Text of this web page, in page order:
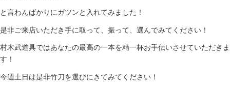
と言わんばかりにガツンと入れてみました！
是非ご来店いただき手に取って、振って、選んでみてください！
村木武道具ではあなたの最高の一本を精一杯お手伝いさせていただきま
す！
今週土日は是非竹刀を選びにきてみてください！